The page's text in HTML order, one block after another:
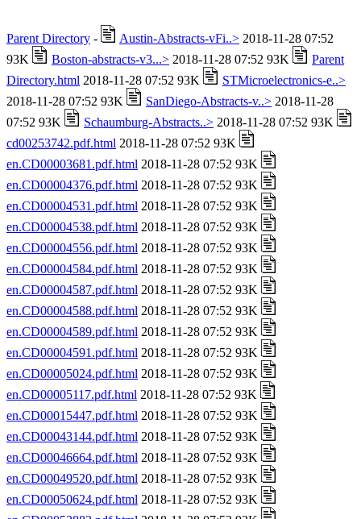
Parent Directory - Austin-Abstracts-vFi..> 2018-11-28 07:52
93K
Boston-abstracts-v3...> 2018-11-28 07:52 93K
Parent
Directory.html 2018-11-28 07:52 93K
STMicroelectronics-e..>
2018-11-28 07:52 93K
SanDiego-Abstracts-v..> 2018-11-28
07:52 93K
Schaumburg-Abstracts..> 2018-11-28 07:52 93K
cd00253742.pdf.html 2018-11-28 07:52 93K
en.CD00003681.pdf.html 2018-11-28 07:52 93K
en.CD00004376.pdf.html 2018-11-28 07:52 93K
en.CD00004531.pdf.html 2018-11-28 07:52 93K
en.CD00004538.pdf.html 2018-11-28 07:52 93K
en.CD00004556.pdf.html 2018-11-28 07:52 93K
en.CD00004584.pdf.html 2018-11-28 07:52 93K
en.CD00004587.pdf.html 2018-11-28 07:52 93K
en.CD00004588.pdf.html 2018-11-28 07:52 93K
en.CD00004589.pdf.html 2018-11-28 07:52 93K
en.CD00004591.pdf.html 2018-11-28 07:52 93K
en.CD00005024.pdf.html 2018-11-28 07:52 93K
en.CD00005117.pdf.html 2018-11-28 07:52 93K
en.CD00015447.pdf.html 2018-11-28 07:52 93K
en.CD00043144.pdf.html 2018-11-28 07:52 93K
en.CD00046664.pdf.html 2018-11-28 07:52 93K
en.CD00049520.pdf.html 2018-11-28 07:52 93K
en.CD00050624.pdf.html 2018-11-28 07:52 93K